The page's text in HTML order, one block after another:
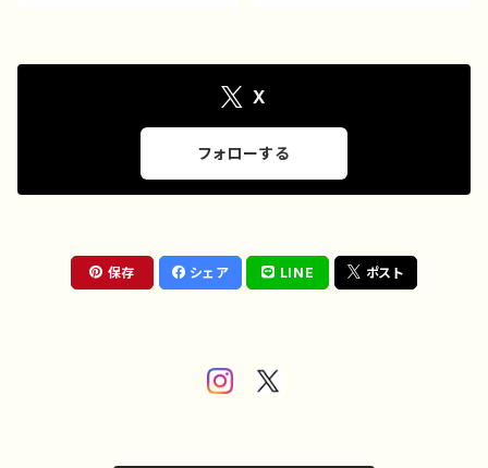
オリジナル デザイン グッ
ズ タイトル：脱法寿司 作：ん
X
フォローする
保存 シェア LINE ポスト